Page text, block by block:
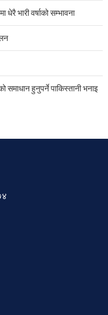
भारी वर्षाको सम्भावना
समाधान हुनुपर्ने पाकिस्तानी भनाइ